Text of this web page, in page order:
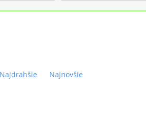
Najdrahšie Najnovšie